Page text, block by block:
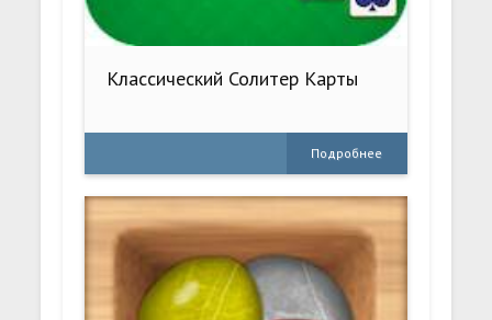
Классический Солитер Карты
Подробнее